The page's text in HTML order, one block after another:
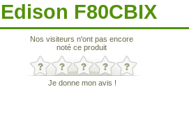
F80CBIX
Nos visiteurs n'ont pas encore
noté ce produit
Je donne mon avis !